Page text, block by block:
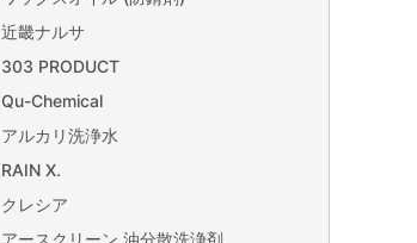
近畿ナルサ
303 PRODUCT
Qu-Chemical
アルカリ洗浄水
RAIN X.
クレシア
アースクリーン 油分散洗浄剤